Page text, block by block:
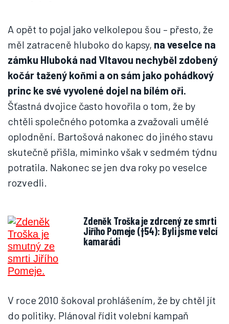
A opět to pojal jako velkolepou šou – přesto, že
měl zatraceně hluboko do kapsy, na veselce na
zámku Hluboká nad Vltavou nechyběl zdobený
kočár tažený koňmi a on sám jako pohádkový
princ ke své vyvolené dojel na bílém oři.
Šťastná dvojice často hovořila o tom, že by
chtěli společného potomka a zvažovali umělé
oplodnění. Bartošová nakonec do jiného stavu
skutečně přišla, miminko však v sedmém týdnu
potratila. Nakonec se jen dva roky po veselce
rozvedli.
Zdeněk Troška je zdrcený ze smrti
Jiřího Pomeje (†54): Byli jsme velcí
kamarádi
V roce 2010 šokoval prohlášením, že by chtěl jít
do politiky. Plánoval řídit volební kampaň